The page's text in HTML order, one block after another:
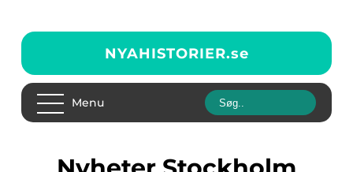
NYAHISTORIER.se
Menu